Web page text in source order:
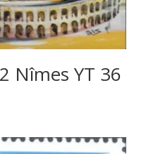
Nîmes YT 36